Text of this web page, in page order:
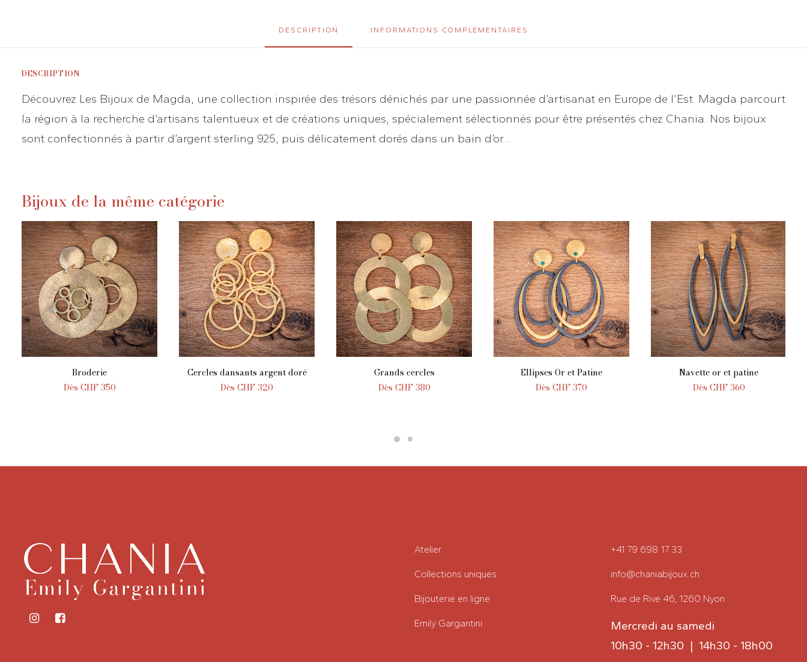
DESCRIPTION INFORMATIONS COMPLÉMENTAIRES
DESCRIPTION
Découvrez Les Bijoux de Magda, une collection inspirée des trésors dénichés par une passionnée d’artisanat en Europe de l’Est. Magda parcourt
la région à la recherche d’artisans talentueux et de créations uniques, spécialement sélectionnés pour être présentés chez Chania. Nos bijoux
sont confectionnés à partir d’argent sterling 925, puis délicatement dorés dans un bain d’or…
Bijoux de la même catégorie
Broderie
Dès CHF350
Cercles dansants argent doré
Dès CHF320
Grands cercles
Dès CHF380
Ellipses Or et Patine
Dès CHF370
Navette or et patine
Dès CHF360
Atelier
Collections uniques
Bijouterie en ligne
Emily Gargantini
+41 79 698 17 33
info@chaniabijoux.ch
Rue de Rive 46, 1260 Nyon
Mercredi au samedi
10h30 - 12h30 | 14h30 - 18h00